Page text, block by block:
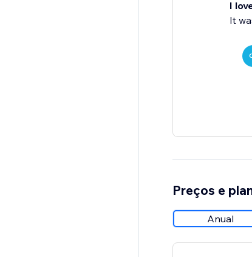
I
It
Preços e
Anual